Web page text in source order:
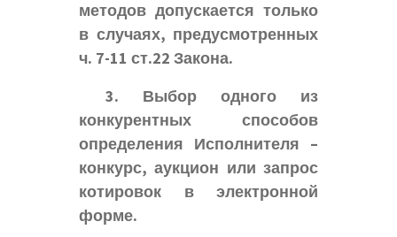
методов допускается только
в случаях, предусмотренных
ч. 7-11 ст.22 Закона.
3. Выбор одного из
конкурентных способов
определения Исполнителя –
конкурс, аукцион или запрос
котировок в электронной
форме.